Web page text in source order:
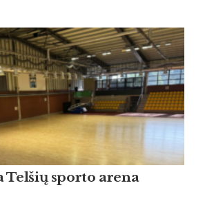
spor­to are­na